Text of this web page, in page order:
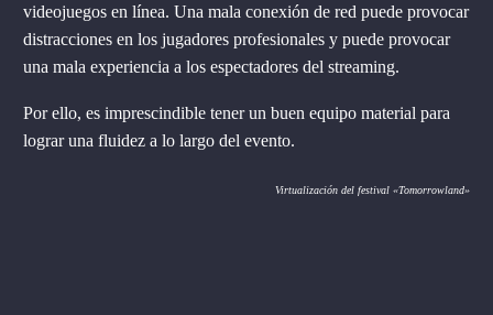
videojuegos en línea. Una mala conexión de red puede provocar
distracciones en los jugadores profesionales y puede provocar
una mala experiencia a los espectadores del streaming.
Por ello, es imprescindible tener un buen equipo material para
lograr una fluidez a lo largo del evento.
Virtualización del festival «Tomorrowland»